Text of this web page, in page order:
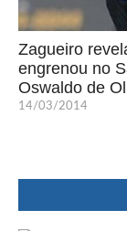
Zagueiro
engrenou no
Oswaldo de
14/03/2014